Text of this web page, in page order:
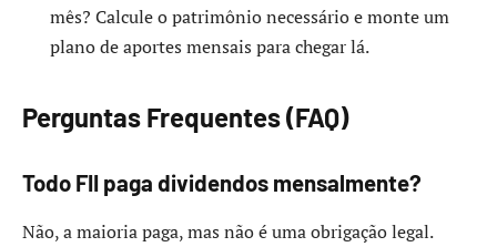
mês? Calcule o patrimônio necessário e monte um
plano de aportes mensais para chegar lá.
Perguntas Frequentes (FAQ)
Todo FII paga dividendos mensalmente?
Não, a maioria paga, mas não é uma obrigação legal.